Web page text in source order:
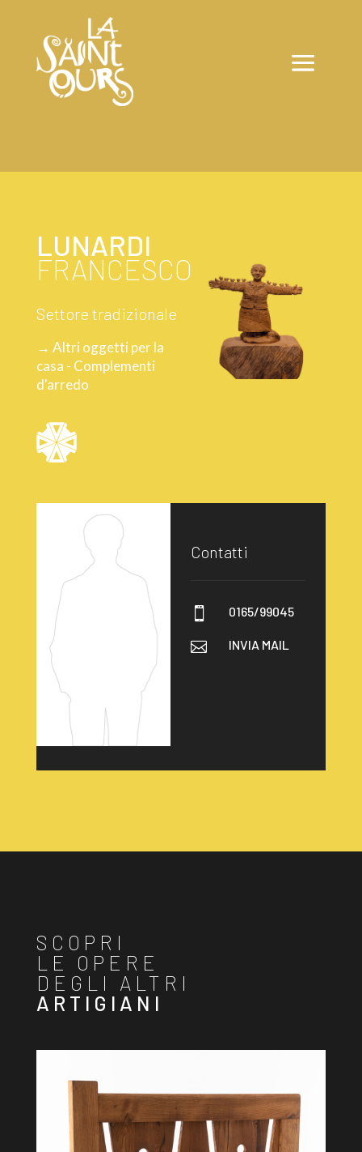
LUNARDI
FRANCESCO
Settore tradizionale
→ Altri oggetti per la
casa - Complementi
d'arredo
Contatti
 0165/99045
 INVIA MAIL
SCOPRI
LE OPERE
DEGLI ALTRI
ARTIGIANI